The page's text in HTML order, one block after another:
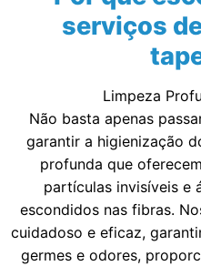
serviços
Limpeza
Não basta apenas
garantir a higienização
profunda que
partículas invisíveis e
escondidos nas fibras.
cuidadoso e eficaz,
germes e odores,